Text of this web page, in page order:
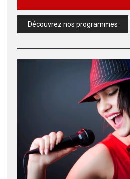
Découvrez nos programmes